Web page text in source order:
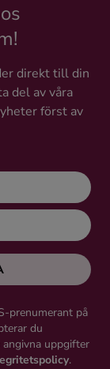
direkt till din
del av våra
först av
prenumerant på
du
angivna uppgifter
.